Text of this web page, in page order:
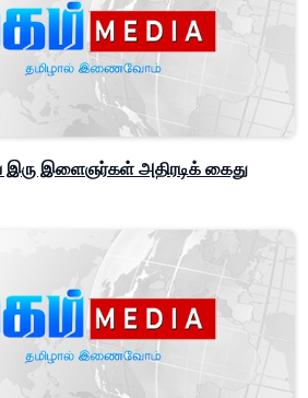
இரு இளைஞர்கள் அதிரடிக் கைது